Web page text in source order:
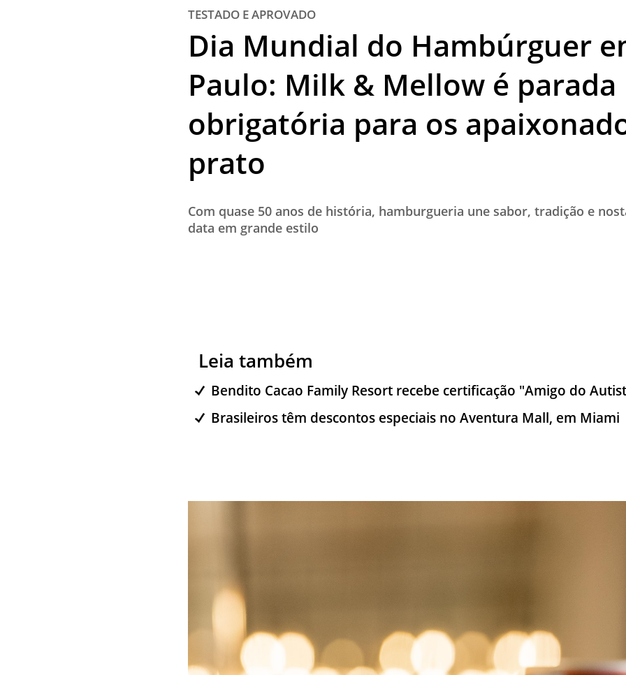
ÚLTIMAS NOTÍCIAS
QUEM SOMOS - EQUIPE
CONTATO
TESTADO E APROVADO
Dia Mundial do Hambúrguer
Paulo: Milk & Mellow é parada
obrigatória para os
prato
Com quase 50 anos de história, hamburgueria une sabor, tradição e
data em grande estilo
Leia também
Bendito Cacao Family Resort recebe certificação "Amigo do
Brasileiros têm descontos especiais no Aventura Mall, em Miami